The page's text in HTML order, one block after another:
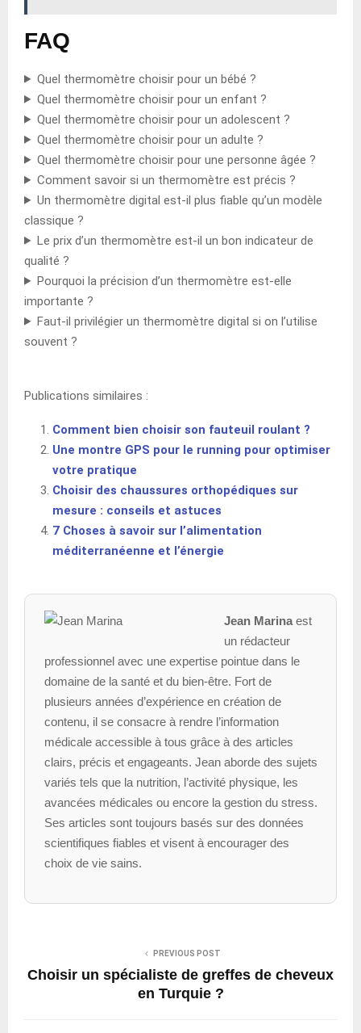
FAQ
Quel thermomètre choisir pour un bébé ?
Quel thermomètre choisir pour un enfant ?
Quel thermomètre choisir pour un adolescent ?
Quel thermomètre choisir pour un adulte ?
Quel thermomètre choisir pour une personne âgée ?
Comment savoir si un thermomètre est précis ?
Un thermomètre digital est-il plus fiable qu’un modèle
classique ?
Le prix d’un thermomètre est-il un bon indicateur de
qualité ?
Pourquoi la précision d’un thermomètre est-elle
importante ?
Faut-il privilégier un thermomètre digital si on l’utilise
souvent ?
Publications similaires :
Comment bien choisir son fauteuil roulant ?
Une montre GPS pour le running pour optimiser
votre pratique
Choisir des chaussures orthopédiques sur
mesure : conseils et astuces
7 Choses à savoir sur l’alimentation
méditerranéenne et l’énergie
Jean Marinaest
un rédacteur
professionnel avec une expertise pointue dans le
domaine de la santé et du bien-être. Fort de
plusieurs années d’expérience en création de
contenu, il se consacre à rendre l’information
médicale accessible à tous grâce à des articles
clairs, précis et engageants. Jean aborde des sujets
variés tels que la nutrition, l’activité physique, les
avancées médicales ou encore la gestion du stress.
Ses articles sont toujours basés sur des données
scientifiques fiables et visent à encourager des
choix de vie sains.
PREVIOUS POST
Choisir un spécialiste de greffes de cheveux
en Turquie ?